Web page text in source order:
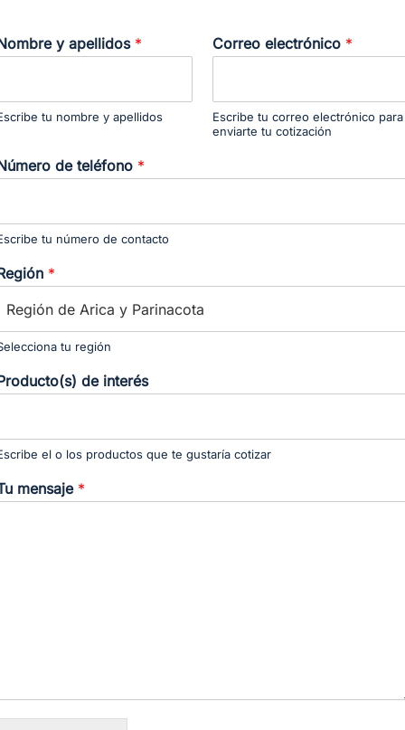
y apellidos *
tu nombre y apellidos
Correo electrónico *
Escribe tu correo electrónico para
enviarte tu cotización
de teléfono *
tu número de contacto
*
tu región
de interés
el o los productos que te gustaría cotizar
mensaje *